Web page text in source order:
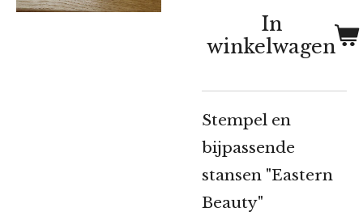
In
winkelwagen
Stempel en
bijpassende
stansen "Eastern
Beauty"